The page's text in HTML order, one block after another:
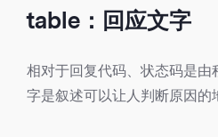
table：回应文字
相对于回复代码、状态码是由
字是叙述可以让人判断原因的